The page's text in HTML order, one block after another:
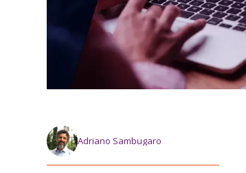
Adriano Sambugaro